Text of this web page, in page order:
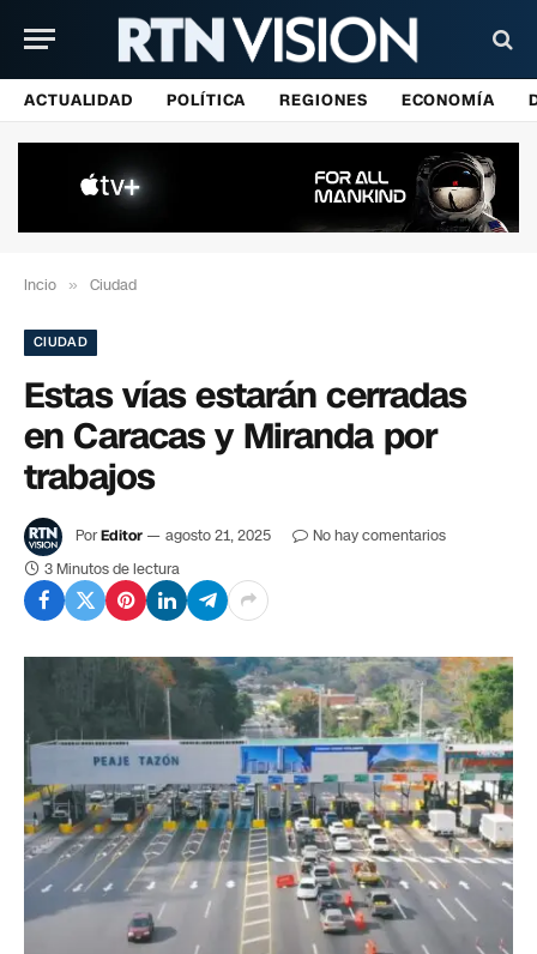
ACTUALIDAD POLÍTICA REGIONES ECONOMÍA
Incio » Ciudad
CIUDAD
Estas vías estarán cerradas
en Caracas y Miranda por
trabajos
PorEditor agosto 21, 2025
No hay comentarios
3 Minutos de lectura